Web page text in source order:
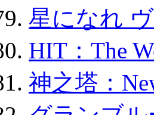
星になれ
HIT：The
神之塔：